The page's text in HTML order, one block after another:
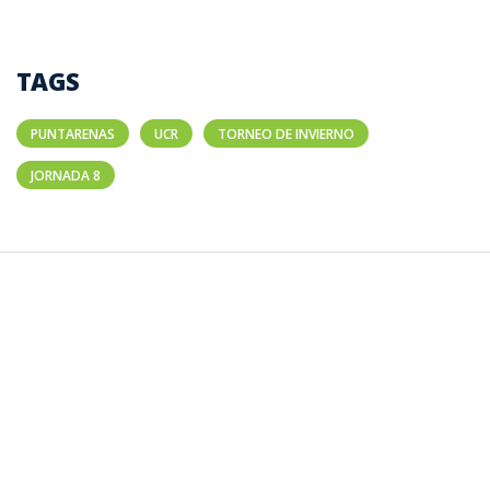
TAGS
PUNTARENAS UCR TORNEO DE INVIERNO
JORNADA 8